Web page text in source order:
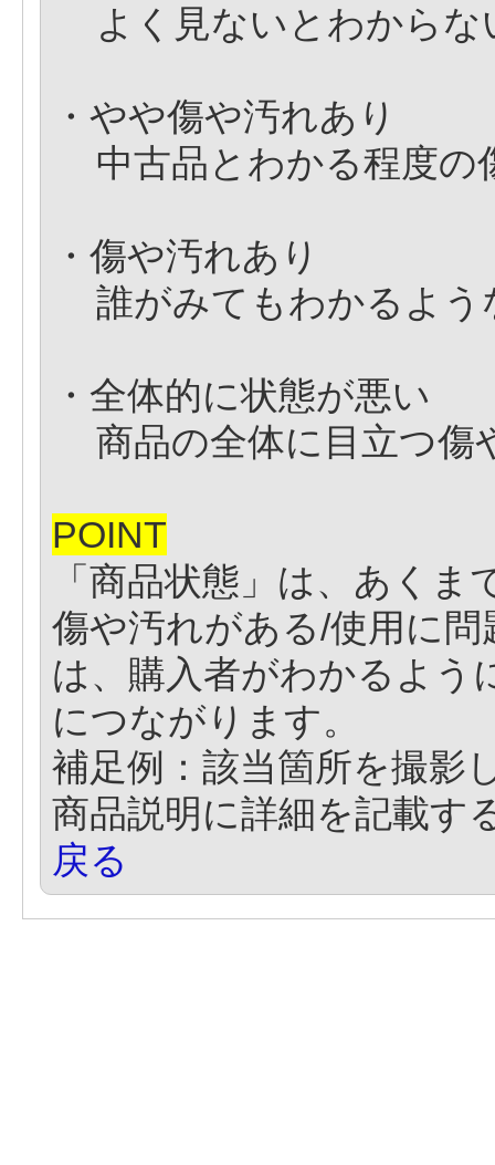
よく見ないとわから
・やや傷や汚れあり
中古品とわかる程度の
・傷や汚れあり
誰がみてもわかるよ
・全体的に状態が悪い
商品の全体に目立つ傷
POINT
「商品状態」は、あく
傷や汚れがある/使用に
は、購入者がわかるよう
につながります。
補足例：該当箇所を撮影
商品説明に詳細を記載す
戻る